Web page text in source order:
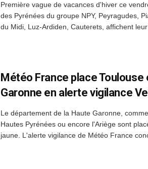
Première vague de vacances d'hiver ce
des Pyrénées du groupe NPY, Peyragudes,
du Midi, Luz-Ardiden, Cauterets, affichent leur
Météo France place Toulouse
Garonne en alerte vigilance
Le département de la Haute Garonne,
Hautes Pyrénées ou encore l'Ariège sont
jaune. L'alerte vigilance de Météo France